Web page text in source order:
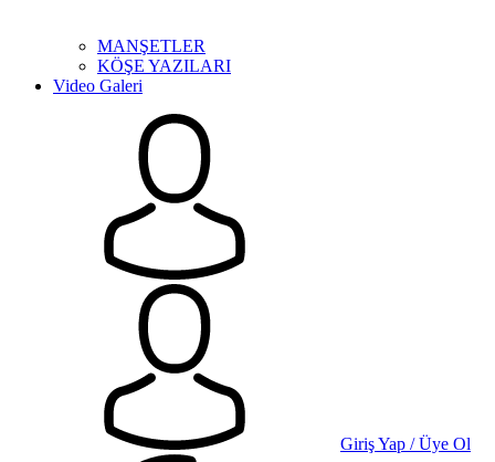
MANŞETLER
KÖŞE YAZILARI
Video Galeri
Giriş Yap / Üye Ol